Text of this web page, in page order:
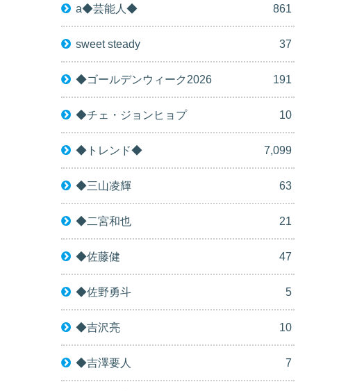
a◆芸能人◆ 861
sweet steady 37
◆ゴールデンウィーク2026 191
◆チェ・ジョンヒョプ 10
◆トレンド◆ 7,099
◆三山凌輝 63
◆二宮和也 21
◆佐藤健 47
◆佐野勇斗 5
◆吉沢亮 10
◆吉澤要人 7